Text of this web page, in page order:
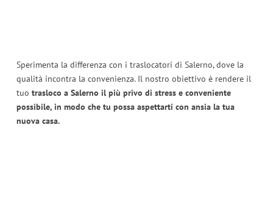
Sperimenta la differenza con i traslocatori di Salerno, dove la
qualità incontra la convenienza. Il nostro obiettivo è rendere il
tuo trasloco a Salerno il più privo di stress e conveniente
possibile, in modo che tu possa aspettarti con ansia la tua
nuova casa.